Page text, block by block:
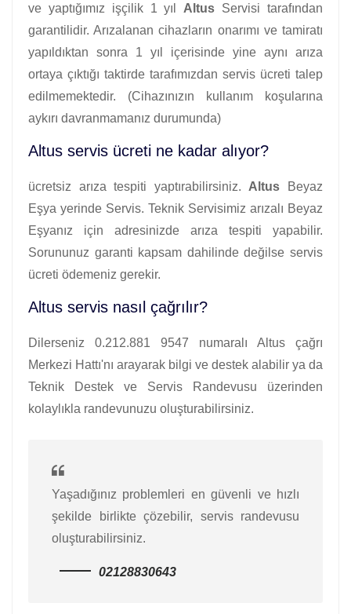
ve yaptığımız işçilik 1 yıl Altus Servisi tarafından
garantilidir. Arızalanan cihazların onarımı ve tamiratı
yapıldıktan sonra 1 yıl içerisinde yine aynı arıza
ortaya çıktığı taktirde tarafımızdan servis ücreti talep
edilmemektedir. (Cihazınızın kullanım koşularına
aykırı davranmamanız durumunda)
Altus servis ücreti ne kadar alıyor?
ücretsiz arıza tespiti yaptırabilirsiniz. Altus Beyaz
Eşya yerinde Servis. Teknik Servisimiz arızalı Beyaz
Eşyanız için adresinizde arıza tespiti yapabilir.
Sorununuz garanti kapsam dahilinde değilse servis
ücreti ödemeniz gerekir.
Altus servis nasıl çağrılır?
Dilerseniz 0.212.881 9547 numaralı Altus çağrı
Merkezi Hattı'nı arayarak bilgi ve destek alabilir ya da
Teknik Destek ve Servis Randevusu üzerinden
kolaylıkla randevunuzu oluşturabilirsiniz.
Yaşadığınız problemleri en güvenli ve hızlı
şekilde birlikte çözebilir, servis randevusu
oluşturabilirsiniz.
02128830643